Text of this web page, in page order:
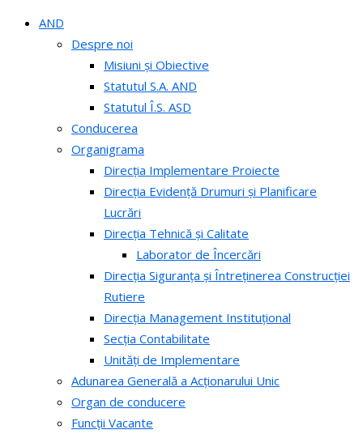
AND
Despre noi
Misiuni și Obiective
Statutul S.A. AND
Statutul Î.S. ASD
Conducerea
Organigrama
Direcția Implementare Proiecte
Direcția Evidență Drumuri și Planificare
Lucrări
Direcția Tehnică și Calitate
Laborator de Încercări
Direcția Siguranța și Întreținerea Construcției
Rutiere
Direcția Management Instituțional
Secția Contabilitate
Unități de Implementare
Adunarea Generală a Acționarului Unic
Organ de conducere
Funcții Vacante